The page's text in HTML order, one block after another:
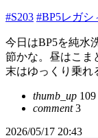
#S203 #BP5レガシ
今日はBP5を純水
節かな。昼はこま
末はゆっくり乗れ
thumb_up 109
comment3
2026/05/17 20:43